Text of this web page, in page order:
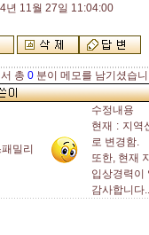
년 11월 27일 11:04:00
총 0 분이 메모를 남기셨습
밀리
수정내용
현재 : 지역
로 변경함.
또한, 현재
입상경력이
감사합니다